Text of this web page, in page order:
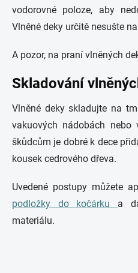
vodorovné poloze, aby
Vlněné deky určitě nesušte
A pozor, na praní vlněných
Skladování
Vlněné deky skladujte na
vakuových nádobách nebo
škůdcům je dobré k dece
kousek cedrového dřeva.
Uvedené postupy můžete
podložky do kočárku a
materiálu.